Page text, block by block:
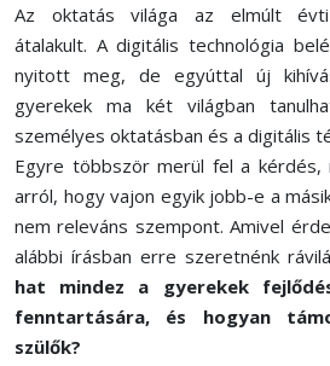
Az oktatás világa az elmúlt
átalakult. A digitális technológia
nyitott meg, de egyúttal új
gyerekek ma két világban
személyes oktatásban és a digitális
Egyre többször merül fel a kérdés,
arról, hogy vajon egyik jobb-e a
nem releváns szempont. Amivel
alábbi írásban erre szeretnénk
hat mindez a gyerekek
fenntartására, és hogyan
szülők?